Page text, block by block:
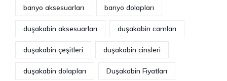
banyo aksesuarları banyo dolapları
duşakabin aksesuarları duşakabin camları
duşakabin çeşitleri duşakabin cinsleri
duşakabin dolapları Duşakabin Fiyatları